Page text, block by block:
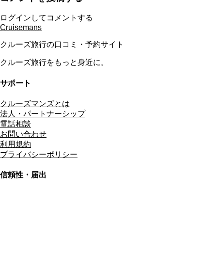
ログインしてコメントする
Cruisemans
クルーズ旅行の口コミ・予約サイト
クルーズ旅行をもっと身近に。
サポート
クルーズマンズとは
法人・パートナーシップ
電話相談
お問い合わせ
利用規約
プライバシーポリシー
信頼性・届出